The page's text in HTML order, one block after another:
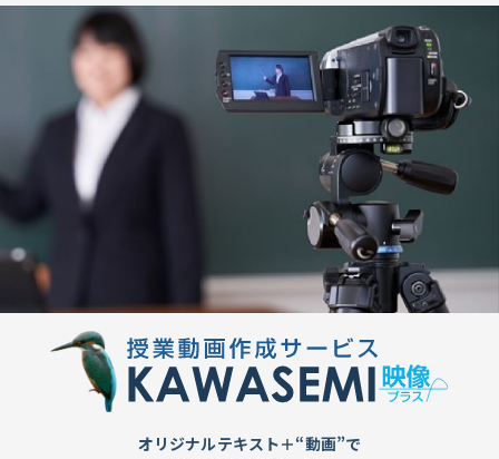
オリジナルテキスト＋“動画”で